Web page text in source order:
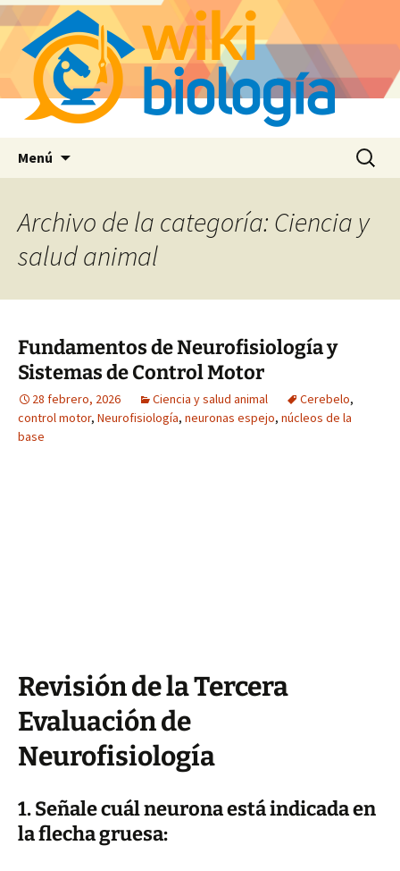
Menú Buscar:
Archivo de la categoría: Ciencia y
salud animal
Fundamentos de Neurofisiología y
Sistemas de Control Motor
28 febrero, 2026 Ciencia y salud animal Cerebelo,
control motor, Neurofisiología, neuronas espejo, núcleos de la
base
Revisión de la Tercera
Evaluación de
Neurofisiología
1. Señale cuál neurona está indicada en
la flecha gruesa: